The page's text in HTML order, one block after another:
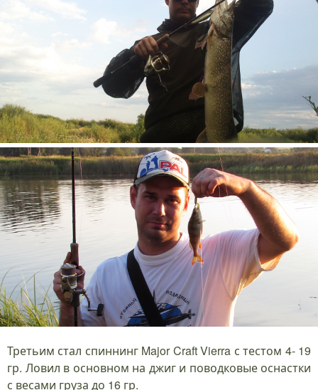
Третьим стал спиннинг Major Craft Vierra с тестом 4- 19
гр. Ловил в основном на джиг и поводковые оснастки
с весами груза до 16 гр.